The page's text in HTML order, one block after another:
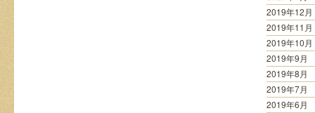
2019年12月
2019年11月
2019年10月
2019年9月
2019年8月
2019年7月
2019年6月